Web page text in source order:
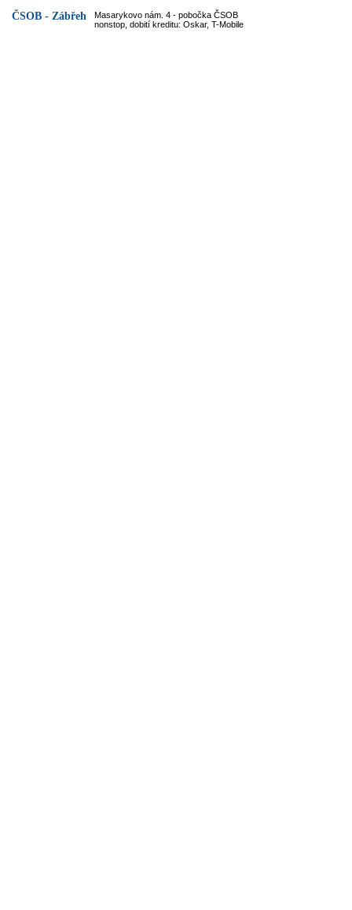
ČSOB - Zábřeh
Masarykovo nám. 4 - pobočka ČSOB
nonstop, dobití kreditu: Oskar, T-Mobile